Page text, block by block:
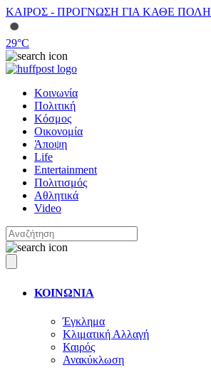
ΚΑΙΡΟΣ - ΠΡΟΓΝΩΣΗ ΓΙΑ ΚΑΘΕ ΠΟΛΗ
29°C
Κοινωνία
Πολιτική
Κόσμος
Οικονομία
Άποψη
Life
Entertainment
Πολιτισμός
Αθλητικά
Video
ΚΟΙΝΩΝΙΑ
Έγκλημα
Κλιματική Αλλαγή
Καιρός
Ανακύκλωση